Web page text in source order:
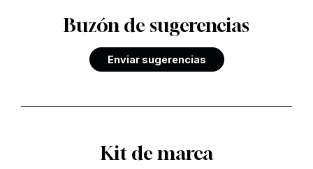
Buzón de sugerencias
Enviar sugerencias
Kit de marca